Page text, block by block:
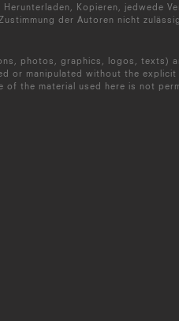
Kopieren, jedwede
der Autoren nicht zulässig.
photos, graphics, logos, texts)
or manipulated without the
of the material used here is not